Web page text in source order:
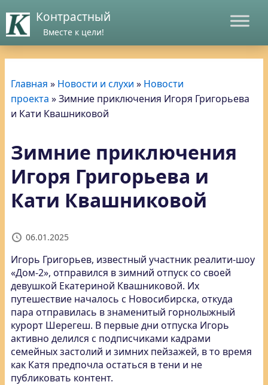
Контрастный
Вместе к цели!
Главная » Новости и слухи » Новости
проекта »Зимние приключения Игоря Григорьева
и Кати Квашниковой
Зимние приключения
Игоря Григорьева и
Кати Квашниковой
06.01.2025
Игорь Григорьев, известный участник реалити-шоу
«Дом-2», отправился в зимний отпуск со своей
девушкой Екатериной Квашниковой. Их
путешествие началось с Новосибирска, откуда
пара отправилась в знаменитый горнолыжный
курорт Шерегеш. В первые дни отпуска Игорь
активно делился с подписчиками кадрами
семейных застолий и зимних пейзажей, в то время
как Катя предпочла остаться в тени и не
публиковать контент.